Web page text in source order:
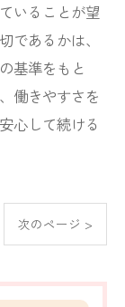
いることが望
であるかは、
基準をもと
働きやすさを
心して続ける
次のページ >